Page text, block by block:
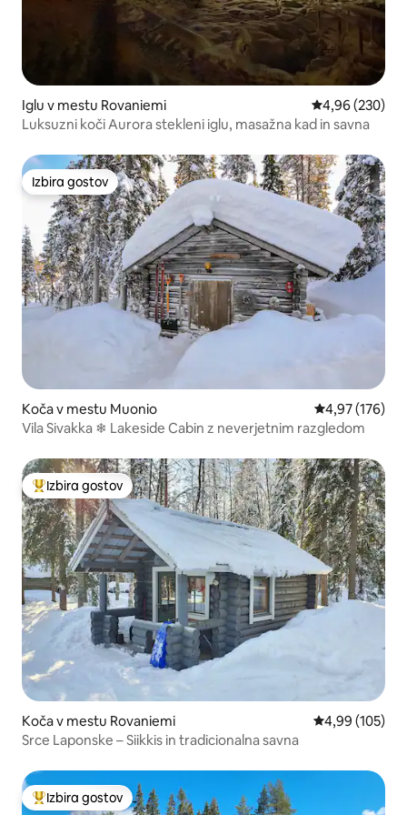
Iglu v mestu Rovaniemi Povprečna
4,96 (230)
Luksuzni koči Aurora stekleni iglu, masažna kad in savna
Izbira gostov
Izbira gostov
Koča v mestu Muonio Povprečna
4,97 (176)
Vila Sivakka ❄ Lakeside Cabin z neverjetnim razgledom
Najbolj priljubljena prenočišča z značko »Izbira gostov«
Izbira gostov
Koča v mestu Rovaniemi Povprečna
4,99 (105)
Srce Laponske – Siikkis in tradicionalna savna
Najbolj priljubljena prenočišča z značko »Izbira gostov«
Izbira gostov